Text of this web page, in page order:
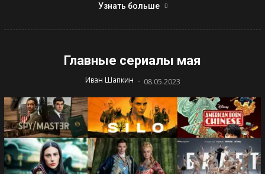
Узнать больше
Главные сериалы мая
Иван Шапкин - 08.05.2023